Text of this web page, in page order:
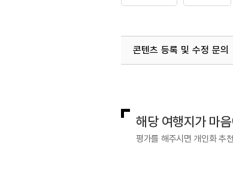
콘텐츠 등록 및 수정 문의
해당 여행지가 마
평가를 해주시면 개인화 추